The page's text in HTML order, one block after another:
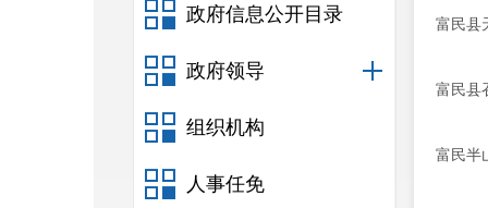
政府信息公开目录
政府领导
组织机构
人事任免
富民县
富民县
富民半